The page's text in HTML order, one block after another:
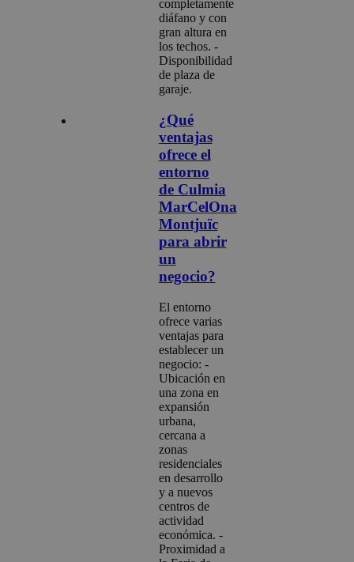
completamente
diáfano y con
gran altura en
los techos. -
Disponibilidad
de plaza de
garaje.
¿Qué
ventajas
ofrece el
entorno
de Culmia
MarCelOna
Montjuïc
para abrir
un
negocio?
El entorno
ofrece varias
ventajas para
establecer un
negocio: -
Ubicación en
una zona en
expansión
urbana,
cercana a
zonas
residenciales
en desarrollo
y a nuevos
centros de
actividad
económica. -
Proximidad a